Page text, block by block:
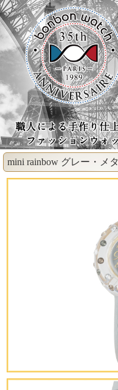
mini rainbow グレー・メ